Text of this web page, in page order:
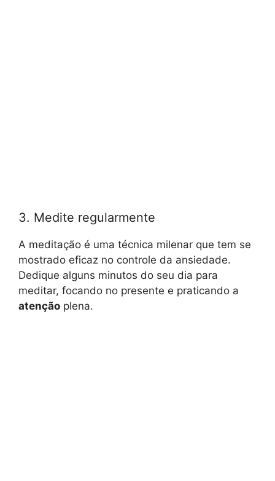
3. Medite regularmente
A meditação é uma técnica milenar que tem se
mostrado eficaz no controle da ansiedade.
Dedique alguns minutos do seu dia para
meditar, focando no presente e praticando a
atenção plena.